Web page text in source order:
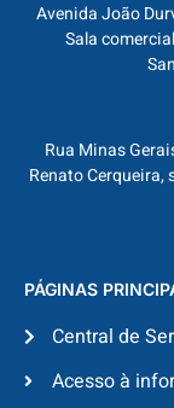
Avenida João
Sala
Rua Minas
Renato Cerqueira,
PÁGINAS
Central de
Acesso à